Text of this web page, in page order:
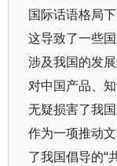
国际话语格局
这导致了一些
涉及我国的发
对中国产品、
无疑损害了我
作为一项推动
了我国倡导的“